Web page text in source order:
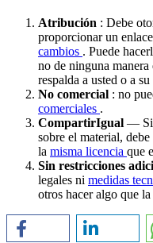
Atribución : Debe
proporcionar un
cambios . Puede
no de ninguna
respalda a usted o a su
No comercial : no
comerciales .
CompartirIgual — Si
sobre el material,
la misma licencia que
Sin restricciones
legales ni medidas
otros hacer algo que